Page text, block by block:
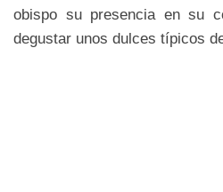
obispo su presencia en su
degustar unos dulces típicos